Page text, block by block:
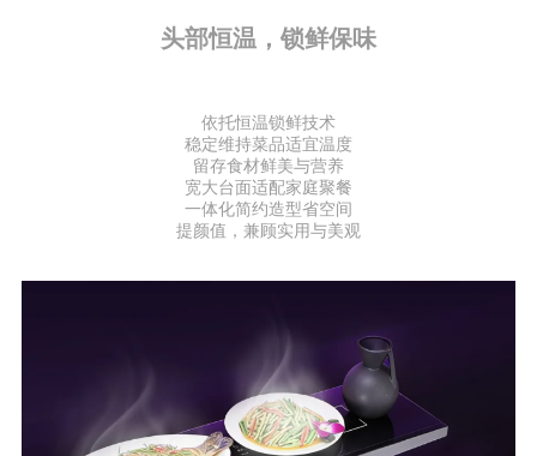
头部恒温，锁鲜保味
依托恒温锁鲜技术
稳定维持菜品适宜温度
留存食材鲜美与营养
宽大台面适配家庭聚餐
一体化简约造型省空间
提颜值，兼顾实用与美观